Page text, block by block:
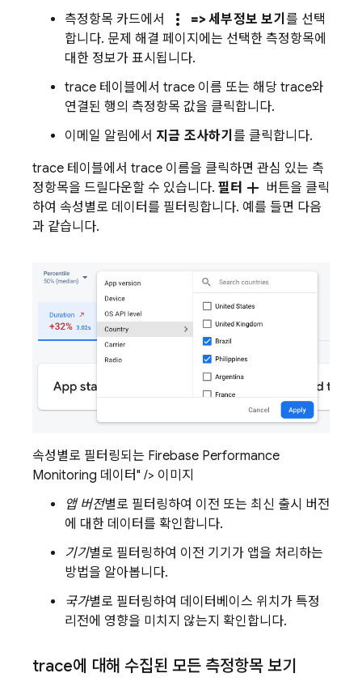
측정항목 카드에서
more_vert => 세부정보 보기 를 선택
합니다. 문제 해결 페이지에는 선택한 측정항목에
대한 정보가 표시됩니다.
trace 테이블에서 trace 이름 또는 해당 trace와
연결된 행의 측정항목 값을 클릭합니다.
이메일 알림에서 지금 조사하기 를 클릭합니다.
trace 테이블에서 trace 이름을 클릭하면 관심 있는 측
정항목을 드릴다운할 수 있습니다. 필터 add 버튼을 클릭
하여 속성별로 데이터를 필터링합니다. 예를 들면 다음
과 같습니다.
속성별로 필터링되는 Firebase Performance
Monitoring 데이터" /> 이미지
앱 버전별로 필터링하여 이전 또는 최신 출시 버전
에 대한 데이터를 확인합니다.
기기별로 필터링하여 이전 기기가 앱을 처리하는
방법을 알아봅니다.
국가별로 필터링하여 데이터베이스 위치가 특정
리전에 영향을 미치지 않는지 확인합니다.
trace에 대해 수집된 모든 측정항목 보기